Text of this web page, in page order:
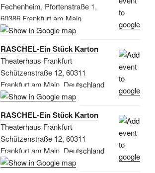
Fechenheim, Pfortenstraße 1,
60386 Frankfurt am Main
RASCHEL-Ein Stück Karton
Theaterhaus Frankfurt
Schützenstraße 12, 60311
Frankfurt am Main, Deutschland
RASCHEL-Ein Stück Karton
Theaterhaus Frankfurt
Schützenstraße 12, 60311
Frankfurt am Main, Deutschland